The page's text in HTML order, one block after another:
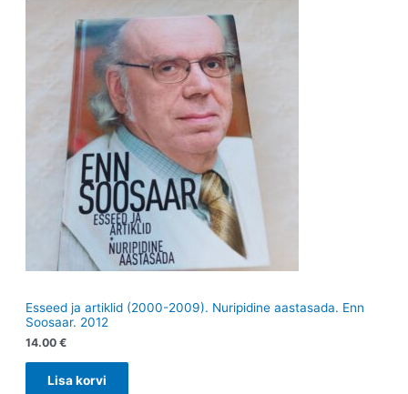
Esseed ja artiklid (2000-2009). Nuripidine aastasada. Enn
Soosaar. 2012
14.00 €
Lisa korvi